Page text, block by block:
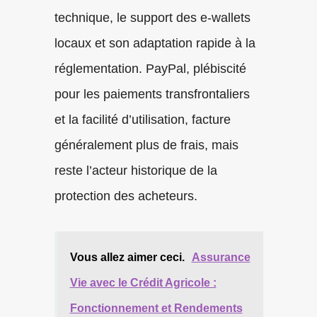
technique, le support des e-wallets
locaux et son adaptation rapide à la
réglementation. PayPal, plébiscité
pour les paiements transfrontaliers
et la facilité d’utilisation, facture
généralement plus de frais, mais
reste l’acteur historique de la
protection des acheteurs.
Vous allez aimer ceci. Assurance
Vie avec le Crédit Agricole :
Fonctionnement et Rendements